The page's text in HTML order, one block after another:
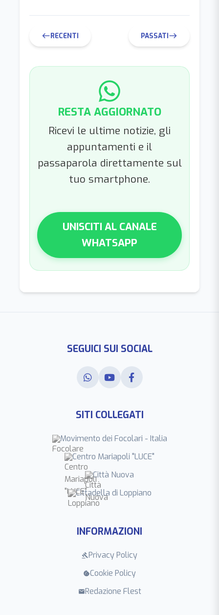
westRECENTI PASSATIeast
RESTA AGGIORNATO
Ricevi le ultime notizie, gli
appuntamenti e il
passaparola direttamente sul
tuo smartphone.
UNISCITI AL CANALE
WHATSAPP
SEGUICI SUI SOCIAL
SITI COLLEGATI
Movimento dei Focolari - Italia
Centro Mariapoli "LUCE"
Città Nuova
Cittadella di Loppiano
INFORMAZIONI
gavelPrivacy Policy
cookieCookie Policy
mailRedazione Flest